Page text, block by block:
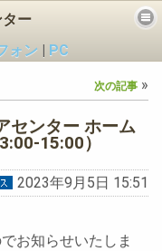
ー
ォン
PC
次の記事 »
センター ホーム
15:00）
2023年9月5日 15:51
お知らせいたしま